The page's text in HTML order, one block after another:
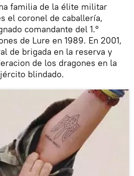
familia de la élite militar
el coronel de caballería,
comandante del 1.°
de Lure en 1989. En 2001,
de brigada en la reserva y
de los dragones en la
blindado.